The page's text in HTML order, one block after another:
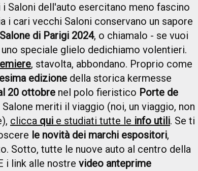
i Saloni dell'auto esercitano meno fascino
i cari vecchi Saloni conservano un sapore
Salone di Parigi 2024, o chiamalo - se vuoi
uno speciale glielo dedichiamo volentieri.
, stavolta, abbondano. Proprio come
edizione della storica kermesse
20 ottobre nel polo fieristico Porte de
meriti il viaggio (noi, un viaggio, non
clicca qui e studiati tutte le info utili. Se ti
le novità dei marchi espositori,
Sotto, tutte le nuove auto al centro della
i link alle nostre video anteprime